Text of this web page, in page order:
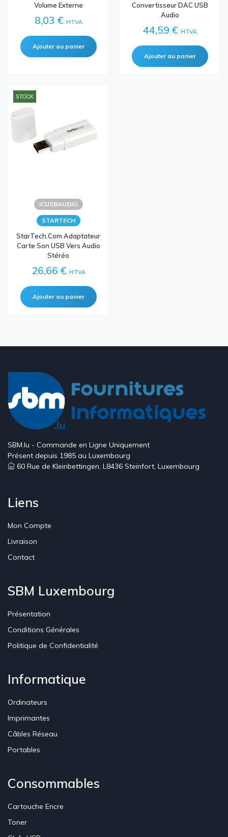
Volume Externe
8,03 € HTVA
Convertisseur DAC USB
Audio
44,59 € HTVA
STOCK
ICUSBAUDIO
STARTECH
StarTech.com Adaptateur
Carte Son USB Vers Audio
Stéréo
26,66 € HTVA
SBM.lu - Commande en Ligne Uniquement
Présent depuis 1985 au Luxembourg
60 Rue de Kleinbettingen, L8436 Steinfort, Luxembourg
Liens
Mon Compte
Livraison
Contact
SBM Luxembourg
Présentation
Conditions Générales
Politique de Confidentialité
Informatique
Ordinateurs
Imprimantes
Câbles Réseau
Portables
Consommables
Cartouche Encre
Toner